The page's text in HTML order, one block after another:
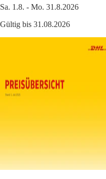
Sa. 1.8. - Mo. 31.8.2026
Gültig bis 31.08.2026